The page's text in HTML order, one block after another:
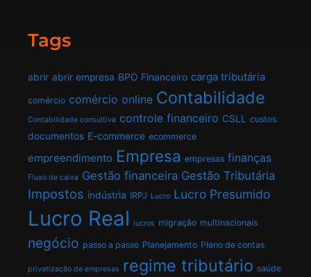
Tags
abrir abrir empresa BPO Financeiro carga tributária
comércio comércio online Contabilidade
Contabilidade consultiva controle financeiro CSLL custos
documentos E-commerce ecommerce
empreendimento Empresa empresas finanças
Fluxo de caixa Gestão financeira Gestão Tributária
Impostos indústria IRPJ Lucro Lucro Presumido
Lucro Real lucros migração multinacionais
negócio passo a passo Planejamento Plano de contas
privatização de empresas regime tributário saúde